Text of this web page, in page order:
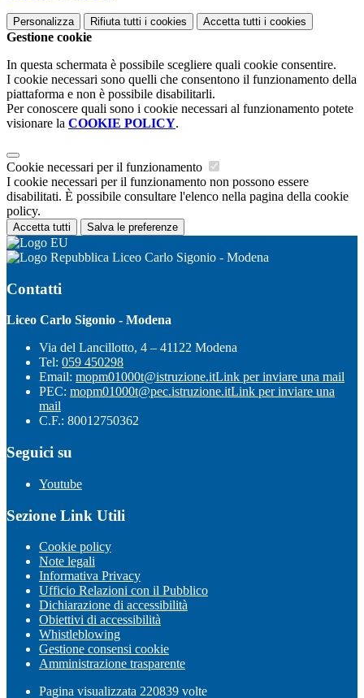
Personalizza Rifiuta tutti i cookies Accetta tutti i cookies
Gestione cookie
In questa schermata è possibile scegliere quali cookie consentire.
I cookie necessari sono quelli che consentono il funzionamento della
piattaforma e non è possibile disabilitarli.
Per conoscere quali sono i cookie necessari al funzionamento potete
visionare la COOKIE POLICY.
Cookie necessari per il funzionamento
I cookie necessari per il funzionamento non possono essere
disabilitati. È possibile consultare l'elenco nella pagina della cookie
policy.
Accetta tutti Salva le preferenze
Liceo Carlo Sigonio - Modena
Contatti
Liceo Carlo Sigonio - Modena
Via del Lancillotto, 4 – 41122 Modena
Tel: 059 450298
Email: mopm01000t@istruzione.itLink per inviare una mail
PEC: mopm01000t@pec.istruzione.itLink per inviare una
mail
C.F.: 80012750362
Seguici su
Youtube
Sezione Link Utili
Cookie policy
Note legali
Informativa Privacy
Ufficio Relazioni con il Pubblico
Dichiarazione di accessibilità
Obiettivi di accessibilità
Whistleblowing
Gestione consensi cookie
Amministrazione trasparente
Pagina visualizzata 220839 volte